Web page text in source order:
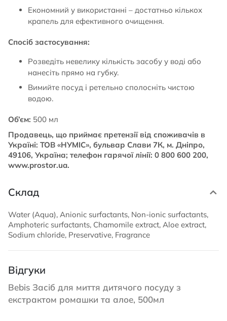
Економний у використанні – достатньо кількох
крапель для ефективного очищення.
Спосіб застосування:
Розведіть невелику кількість засобу у воді або
нанесіть прямо на губку.
Вимийте посуд і ретельно сполосніть чистою
водою.
Об’єм: 500 мл
Продавець, що приймає претензії від споживачів в
Україні: ТОВ «НУМІС», бульвар Слави 7К, м. Дніпро,
49106, Україна; телефон гарячої лінії: 0 800 600 200,
www.prostor.ua.
Склад
Water (Aqua), Anionic surfactants, Non-ionic surfactants,
Amphoteric surfactants, Chamomile extract, Aloe extract,
Sodium chloride, Preservative, Fragrance
Відгуки
Bebis Засіб для миття дитячого посуду з
екстрактом ромашки та алое, 500мл